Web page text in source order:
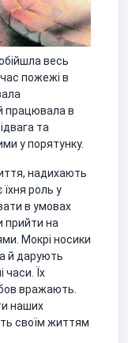
обійшла весь
час пожежі в
працювала в
та
у порятунку.
надихають
роль у
в умовах
прийти на
Мокрі носики
й дарують
часи. Їх
вражають.
наших
своїм життям